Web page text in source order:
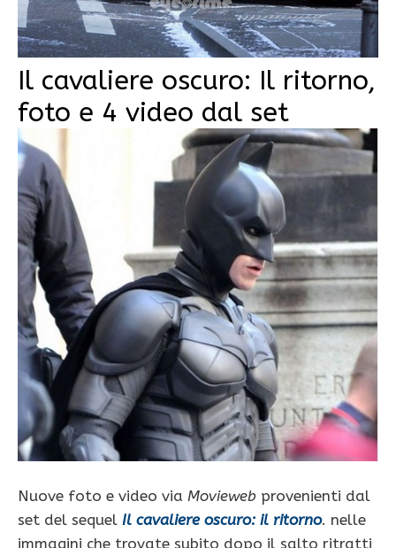
Il cavaliere oscuro: Il ritorno,
foto e 4 video dal set
Nuove foto e video via Movieweb provenienti dal
set del sequel Il cavaliere oscuro: il ritorno. nelle
immagini che trovate subito dopo il salto ritratti